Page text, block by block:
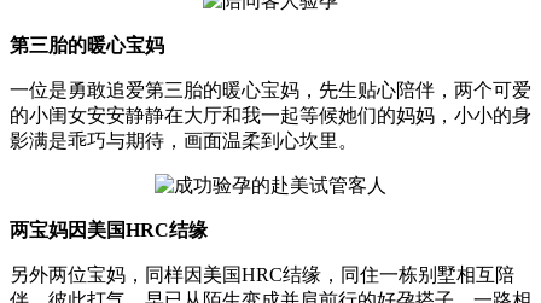
第三胎的暖心宝妈
一位是勇敢追爱第三胎的暖心宝妈，先生贴心陪伴，两个可爱
的小闺女安安静静在大厅和我一起等候她们的妈妈，小小的身
影满是乖巧与期待，画面温柔到心坎里。
两宝妈因美国HRC结缘
另外两位宝妈，同样因美国HRC结缘，同住一栋别墅相互陪